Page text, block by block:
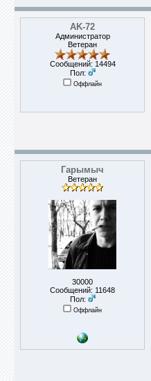
AK-72
Администратор
Ветеран
Сообщений: 14494
Пол:
Оффлайн
Гарымыч
Ветеран
30000
Сообщений: 11648
Пол:
Оффлайн